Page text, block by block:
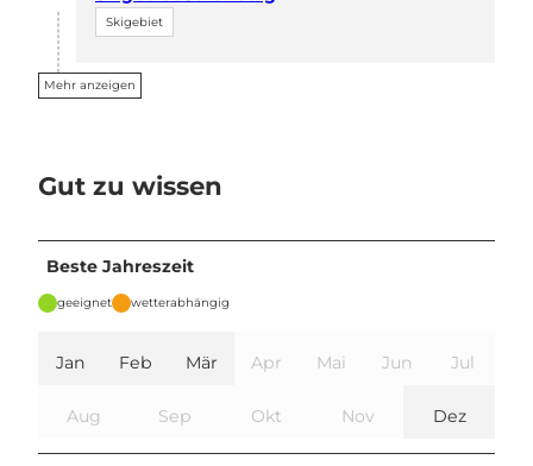
Skigebiet
Mehr anzeigen
Gut zu wissen
Beste Jahreszeit
geeignet wetterabhängig
Jan Feb Mär Apr Mai Jun Jul
Aug Sep Okt Nov Dez